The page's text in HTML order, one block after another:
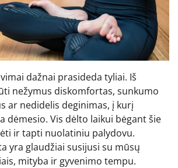
dažnai prasideda tyliai. Iš
nežymus diskomfortas, sunkumo
ar nedidelis deginimas, į kurį
dėmesio. Vis dėlto laikui bėgant šie
ir tapti nuolatiniu palydovu.
yra glaudžiai susijusi su mūsų
mityba ir gyvenimo tempu.